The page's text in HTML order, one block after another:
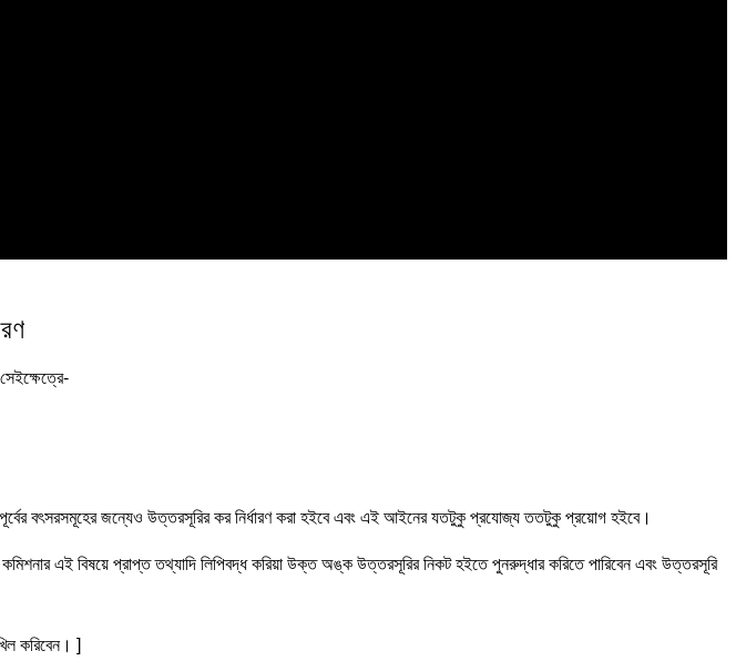
পূর্বের বৎসরসমূহের জন্যেও উত্তরসূরির কর নির্ধারণ করা হইবে এবং এই আইনের যতটুকু প্রযোজ্য ততটুকু প্রয়োগ হইবে।
এই বিষয়ে প্রাপ্ত তথ্যাদি লিপিবদ্ধ করিয়া উক্ত অঙ্ক উত্তরসূরির নিকট হইতে পুনরুদ্ধার করিতে পারিবেন এবং উত্তরসূরি
করিবেন। ]